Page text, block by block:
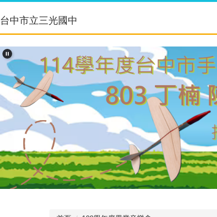
到
內
容
區
台中市立三光國中